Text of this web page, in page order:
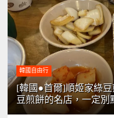
韓國自由行
[韓國●首爾]順姬家綠豆
豆煎餅的名店，一定別